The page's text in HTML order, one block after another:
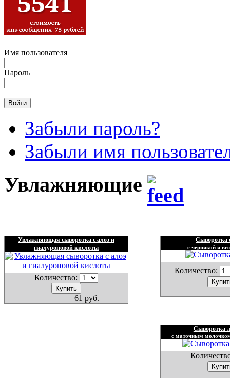
Имя пользователя
Пароль
Забыли пароль?
Забыли имя
Увлажняющие
Увлажняющая сыворотка с алоэ и
гиалуроновой кислоты
Количество:
61 руб.
Сыворотка
с черникой и
Количество:
Сыворотка
с маточным